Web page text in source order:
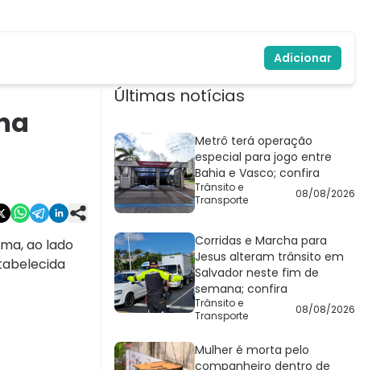
Adicionar
ao lado
Últimas notícias
Metrô terá operação
especial para jogo entre
Bahia e Vasco; confira
Trânsito e
Transporte
08/08/2026
Corridas e Marcha para
Jesus alteram trânsito em
Salvador neste fim de
semana; confira
Trânsito e
Transporte
08/08/2026
Mulher é morta pelo
companheiro dentro de